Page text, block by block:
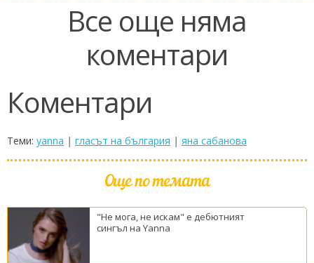
Все още няма
коментари
Коментари
Теми: yanna | гласът на българия | яна сабанова
Още по темата
"Не мога, не искам" е дебютният
сингъл на Yanna